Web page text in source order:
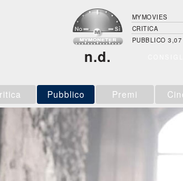
n.d.
MYMOVIES
CRITICA
PUBBLICO 3,07
Pubblico Premi